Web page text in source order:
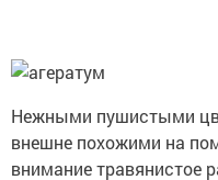
Нежными пушистыми
внешне похожими на
внимание травянистое